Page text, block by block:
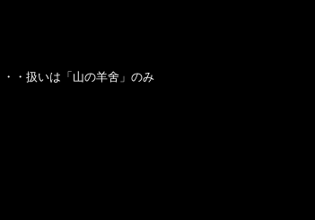
・扱いは「山の羊舍」のみ